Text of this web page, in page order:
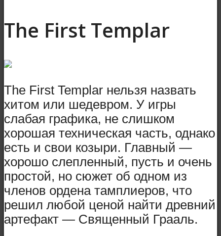
The First Templar
The First Templar нельзя назвать
хитом или шедевром. У игры
слабая графика, не слишком
хорошая техническая часть, однако
есть и свои козыри. Главный —
хорошо слепленный, пусть и очень
простой, но сюжет об одном из
членов ордена тамплиеров, что
решил любой ценой найти древний
артефакт — Священный Грааль.